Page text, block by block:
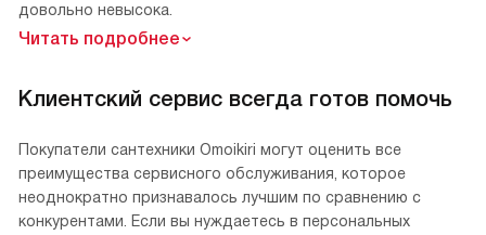
довольно невысока.
Читать подробнее
Клиентский сервис всегда готов помочь
Покупатели сантехники Omoikiri могут оценить все
преимущества сервисного обслуживания, которое
неоднократно признавалось лучшим по сравнению с
конкурентами. Если вы нуждаетесь в персональных